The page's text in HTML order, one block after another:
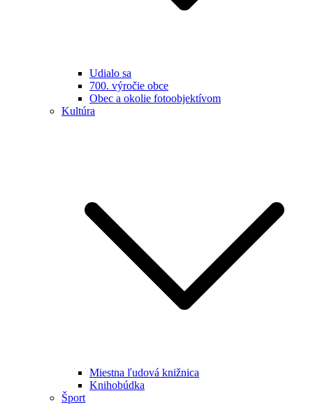
Udialo sa
700. výročie obce
Obec a okolie fotoobjektívom
Kultúra
Miestna ľudová knižnica
Knihobúdka
Šport